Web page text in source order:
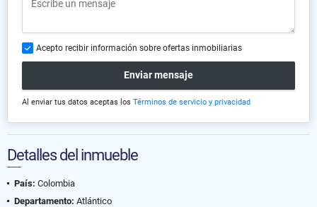
Acepto recibir información sobre ofertas inmobiliarias
Enviar mensaje
Al enviar tus datos aceptas los Términos de servicio y privacidad
Detalles del inmueble
País: Colombia
Departamento: Atlántico